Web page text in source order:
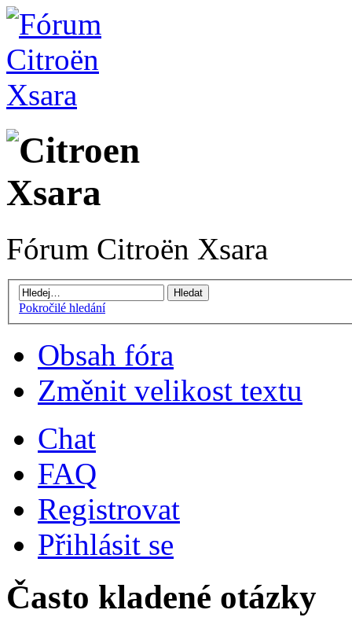
Fórum Citroën Xsara
Pokročilé hledání
Obsah fóra
Změnit velikost textu
Chat
FAQ
Registrovat
Přihlásit se
Často kladené otázky